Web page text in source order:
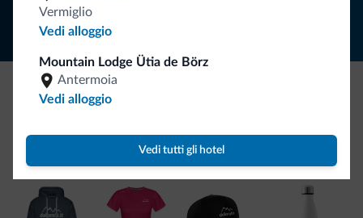
Vermiglio
Vedi alloggio
Mountain Lodge Ütia de Börz
Antermoia
Vedi alloggio
Vedi tutti gli hotel
Be Original, scopri la nuova collezione
Ce l'avete chiesto in tanti. Ecco la nuova collezione firmata